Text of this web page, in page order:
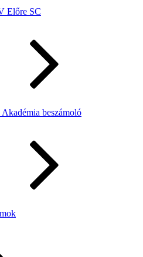
Előre SC
beszámoló